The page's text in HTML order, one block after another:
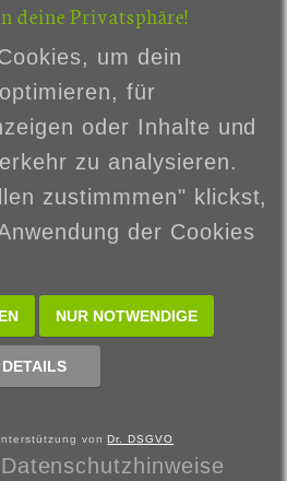
Unsere AGB
Impressum
Kontakt
Über uns
Vertrag widerrufen
deine Privatsphäre!
um dein
für
oder Inhalte und
zu analysieren.
zustimmmen" klickst,
der Cookies
NUR NOTWENDIGE
DETAILS
vonDr. DSGVO
Datenschutzhinweise